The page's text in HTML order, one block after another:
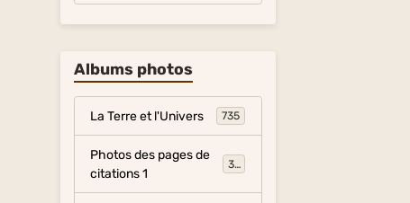
Albums photos
La Terre et l'Univers 735
Photos des pages de
citations 1
317